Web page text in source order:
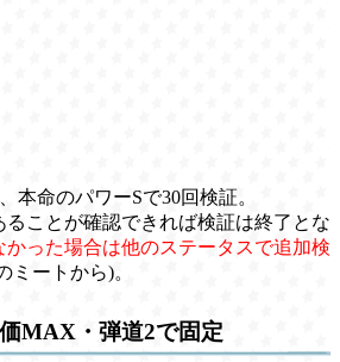
本命のパワーSで30回検証。
ることが確認できれば検証は終了とな
かった場合は他のステータスで追加検
ミートから)。
MAX・弾道2で固定